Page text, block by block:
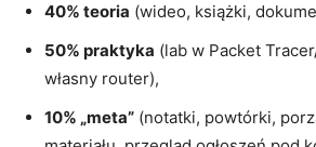
40% teoria (wideo, książki,
50% praktyka (lab w Packet
własny router),
10% „meta” (notatki, powtórki,